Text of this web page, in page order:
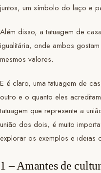
juntos, um símbolo do laço e
Além disso, a tatuagem de
igualitária, onde ambos
mesmos valores.
E é claro, uma tatuagem de
outro e o quanto eles
tatuagem que represente a
união dos dois, é muito
explorar os exemplos e ideias
1 – Amantes de